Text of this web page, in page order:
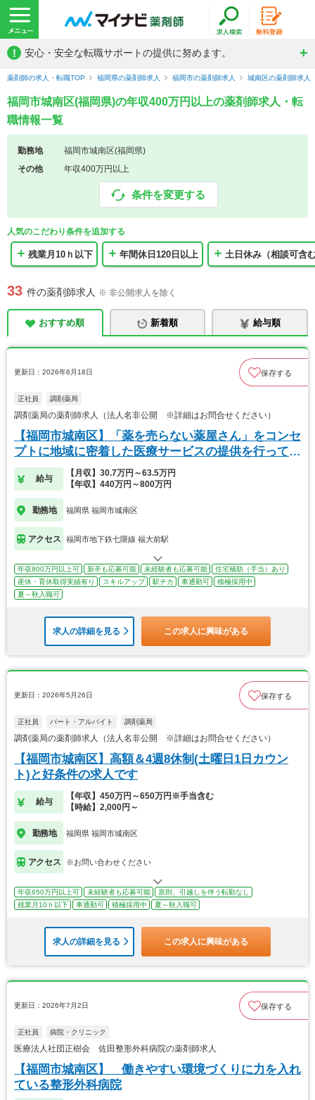
! 安心・安全な転職サポートの提供に努めます。
薬剤師の求人・転職TOP 福岡県の薬剤師求人 福岡市の薬剤師求人 城南区の薬剤師求人
福岡市城南区(福岡県)の年収400万円以上の薬剤師求人・転
職情報一覧
勤務地
福岡市城南区(福岡県)
その他
年収400万円以上
条件を変更する
人気のこだわり条件を追加する
残業月10ｈ以下 年間休日120日以上 土日休み（相談可含
33 件の薬剤師求人 ※ 非公開求人を除く
おすすめ順 新着順 給与順
更新日：2026年6月18日 保存する
正社員 調剤薬局
調剤薬局の薬剤師求人（法人名非公開 ※詳細はお問合せください）
【福岡市城南区】「薬を売らない薬屋さん」をコンセ
プトに地域に密着した医療サービスの提供を行ってい
ます
給与
【月収】30.7万円～63.5万円
【年収】440万円～800万円
勤務地 福岡県 福岡市城南区
アクセス 福岡市地下鉄七隈線 福大前駅
年収800万円以上可 新卒も応募可能 未経験者も応募可能
住宅補助（手当）あり
産休・育休取得実績有り
スキルアップ 駅チカ 車通勤可
積極採用中
夏～秋入職可
求人の詳細を見る この求人に興味がある
更新日：2026年5月26日 保存する
正社員 パート・アルバイト 調剤薬局
調剤薬局の薬剤師求人（法人名非公開 ※詳細はお問合せください）
【福岡市城南区】高額＆4週8休制(土曜日1日カウン
ト)と好条件の求人です
給与
【年収】450万円～650万円※手当含む
【時給】2,000円～
勤務地 福岡県 福岡市城南区
アクセス ※お問い合わせください
年収650万円以上可 未経験者も応募可能
原則、引越しを伴う転勤なし
残業月10ｈ以下
車通勤可 積極採用中 夏～秋入職可
求人の詳細を見る この求人に興味がある
更新日：2026年7月2日 保存する
正社員 病院・クリニック
医療法人社団正樹会 佐田整形外科病院の薬剤師求人
【福岡市城南区】 働きやすい環境づくりに力を入れ
ている整形外科病院